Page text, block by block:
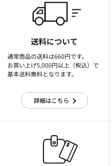
送料について
通常商品の送料は660円です。
お買い上げ5,000円以上（税込）で
基本送料無料となります。
詳細はこちら